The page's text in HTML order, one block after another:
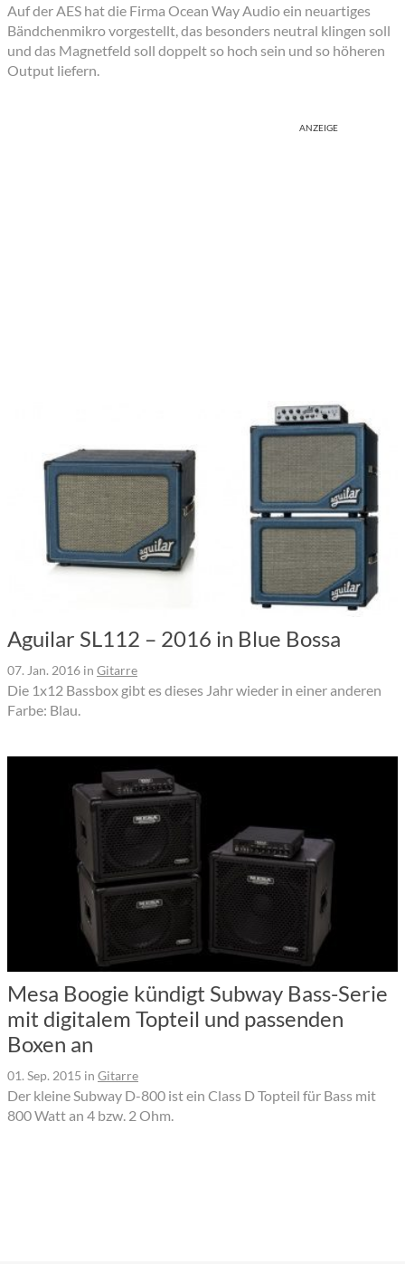
Auf der AES hat die Firma Ocean Way Audio ein neuartiges
Bändchenmikro vorgestellt, das besonders neutral klingen soll
und das Magnetfeld soll doppelt so hoch sein und so höheren
Output liefern.
ANZEIGE
Aguilar SL112 – 2016 in Blue Bossa
07. Jan. 2016 in Gitarre
Die 1x12 Bassbox gibt es dieses Jahr wieder in einer anderen
Farbe: Blau.
Mesa Boogie kündigt Subway Bass-Serie
mit digitalem Topteil und passenden
Boxen an
01. Sep. 2015 in Gitarre
Der kleine Subway D-800 ist ein Class D Topteil für Bass mit
800 Watt an 4 bzw. 2 Ohm.